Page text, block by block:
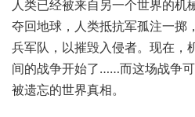
人类已经被来自另一个世界的机
夺回地球，人类抵抗军孤注一掷
兵军队，以摧毁入侵者。现在，
间的战争开始了……而这场战争
被遗忘的世界真相。